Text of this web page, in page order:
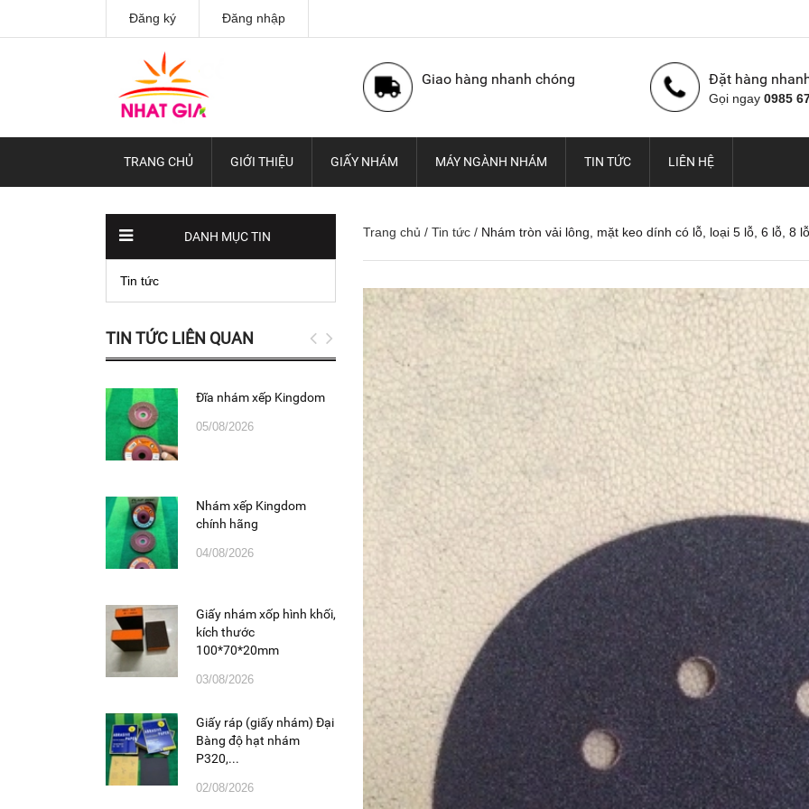
Đăng ký Đăng nhập
Giao hàng nhanh chóng Đặt hàng
Gọi ngay 0985
TRANG CHỦ GIỚI THIỆU GIẤY NHÁM MÁY NGÀNH NHÁM TIN TỨC LIÊN HỆ
Trang chủ / Tin tức / Nhám tròn vải lông, mặt keo dính có lỗ, loại 5 lỗ, 6 lỗ, 8
DANH MỤC TIN
Tin tức
TIN TỨC LIÊN QUAN
Đĩa nhám xếp Kingdom
05/08/2026
Nhám xếp Kingdom
chính hãng
04/08/2026
Giấy nhám xốp hình khối,
kích thước
100*70*20mm
03/08/2026
Giấy ráp (giấy nhám) Đại
Bàng độ hạt nhám
P320,...
02/08/2026
Nhám cuộn con Ó Hàn
Quốc (Hawk), Kích thước
100...
01/08/2026
Nhám trụ carem
20x10x3mm
31/07/2026
Giấy nhám P320
(Cw320) Đại Bàng, kích
thước 230...
30/07/2026
Vải ráp con Ó Hawk,
nhập khẩu Hàn Quốc
29/07/2026
Vải nhám cuộn con Ó,
hiệu Hawk, nhập khẩu
Hàn Quốc
28/07/2026
Vải nhám tờ con Ó, độ
nhám AA80, kích thước
tờ A4
27/07/2026
Nhám xốp hạ cam, độ
nhám P120, kích thước
75mmx...
25/07/2026
Nhám xốp dạng tấm to
P1000, kích thước
530mm x ...
23/07/2026